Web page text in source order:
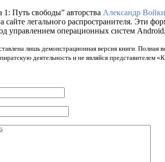
Путь свободы” авторства Александр
легального распространителя. Эти
управлением операционных систем
лишь демонстрационная версия книги. Полная
деятельность и не являйся представителем